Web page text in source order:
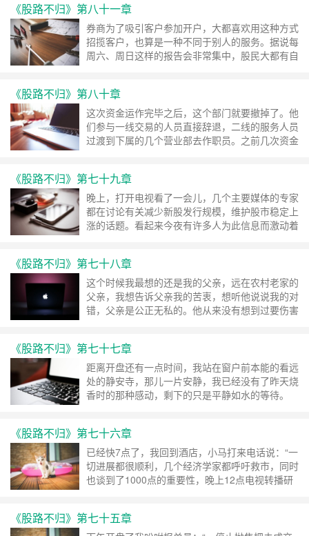
头头是道。 ……
《股路不归》第八十一章
券商为了吸引客户参加开户，大都喜欢用这种方式
招揽客户，也算是一种不同于别人的服务。据说每
周六、周日这样的报告会非常集中，股民大都有自
名堂倒是其次，主要是心理上有了一个依靠。
……继续阅读 »
《股路不归》第八十章
这次资金运作完毕之后，这个部门就要撤掉了。他
们参与一线交易的人员直接辞退，二线的服务人员
过渡到下属的几个营业部去作职员。之前几次资金
读 »
《股路不归》第七十九章
晚上，打开电视看了一会儿，几个主要媒体的专家
都在讨论有关减少新股发行规模，维护股市稳定上
涨的话题。看起来今夜有许多人为此信息而激动着
《股路不归》第七十八章
这个时候我最想的还是我的父亲，远在农村老家的
父亲，我想告诉父亲我的苦衷，想听他说说我的对
错，父亲是公正无私的。他从来没有想到过要伤害
《股路不归》第七十七章
距离开盘还有一点时间，我站在窗户前本能的看远
处的静安寺，那儿一片安静，我已经没有了昨天烧
香时的那种感动，剩下的只是平静如水的等待。
《股路不归》第七十六章
已经快7点了，我回到酒店，小马打来电话说：“一
切进展都很顺利，几个经济学家都呼吁救市，同时
也谈到了1000点的重要性，晚上12点电视转播研
稿。” ……继续阅读 »
《股路不归》第七十五章